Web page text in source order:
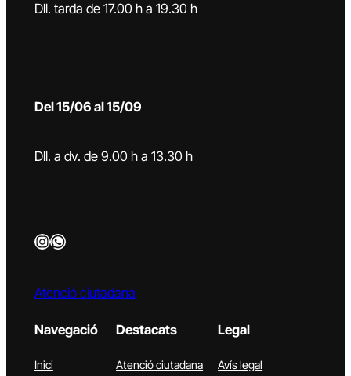
Dll. tarda de 17.00 h a 19.30 h
Del 15/06 al 15/09
Dll. a dv. de 9.00 h a 13.30 h
InstagramWhatsApp
Atenció ciutadana
Navegació
Inici
Destacats
Atenció ciutadana
Legal
Avís legal